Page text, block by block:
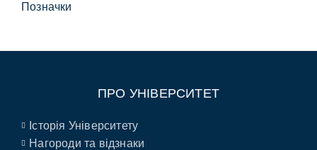
Позначки
ПРО УНІВЕРСИТЕТ
Історія Університету
Нагороди та відзнаки